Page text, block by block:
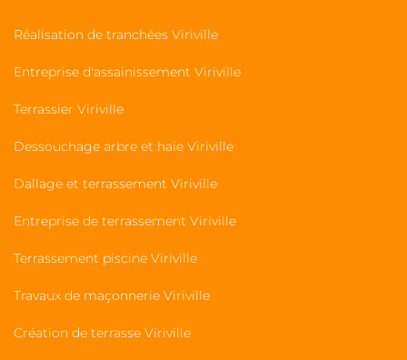
Réalisation de tranchées Viriville
Entreprise d'assainissement Viriville
Terrassier Viriville
Dessouchage arbre et haie Viriville
Dallage et terrassement Viriville
Entreprise de terrassement Viriville
Terrassement piscine Viriville
Travaux de maçonnerie Viriville
Création de terrasse Viriville